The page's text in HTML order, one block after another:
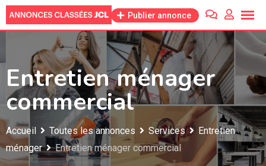
Skip
to
Publier annonce
Entretien ménager
commercial
Accueil Toutes les annonces Services
Entretien
ménager
Entretien ménager commercial